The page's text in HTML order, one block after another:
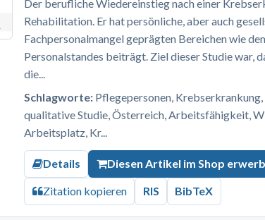
Der berufliche Wiedereinstieg nach einer
Rehabilitation. Er hat persönliche, aber auch
Fachpersonalmangel geprägten Bereichen wie
Personalstandes beiträgt. Ziel dieser Studie war,
die...
Schlagworte: Pflegepersonen,
qualitative Studie, Österreich, Arbeitsfähigkeit,
Arbeitsplatz, Kr...
Details Diesen Artikel im Shop
Zitation kopieren RIS BibTeX